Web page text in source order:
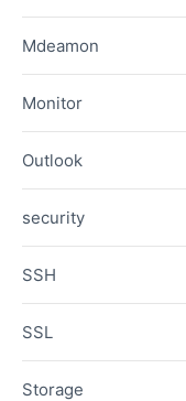
Mdeamon
Monitor
Outlook
security
SSH
SSL
Storage